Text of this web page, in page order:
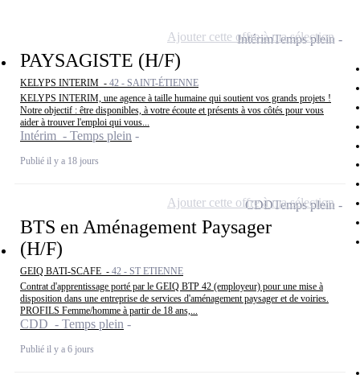
PAYSAGISTE (H/F)
KELYPS INTERIM - 42 - SAINT-ÉTIENNE
KELYPS INTERIM, une agence à taille humaine qui soutient vos grands projets !
Notre objectif : être disponibles, à votre écoute et présents à vos côtés pour vous
aider à trouver l'emploi qui vous...
Intérim - Temps plein
Publié il y a 18 jours
IntérimTemps plein
Ajouter cette offre à ma sélection
BTS en Aménagement Paysager
(H/F)
GEIQ BATI-SCAFE - 42 - ST ETIENNE
Contrat d'apprentissage porté par le GEIQ BTP 42 (employeur) pour une mise à
disposition dans une entreprise de services d'aménagement paysager et de voiries.
PROFILS Femme/homme à partir de 18 ans,...
CDD - Temps plein
Publié il y a 6 jours
CDDTemps plein
Ajouter cette offre à ma sélection